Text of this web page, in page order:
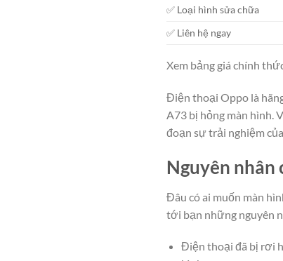
✅ Loại hình sửa chữa
✅ Liên hệ ngay
Xem bảng giá chính
Điện thoại Oppo là
A73 bị hỏng màn hình.
đoạn sự trải nghiệm
Nguyên nhân
Đâu có ai muốn màn
tới bạn những nguyên
Điện thoại đã bị rơi